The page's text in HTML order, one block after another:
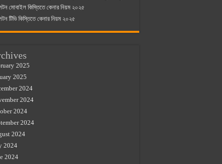
মোবাইল কিস্তিতে কেনার নিয়ম ২০২৫
টিভি কিস্তিতে কেনার নিয়ম ২০২৫
2025
2025
2024
2024
2024
2024
2024
2024
2024